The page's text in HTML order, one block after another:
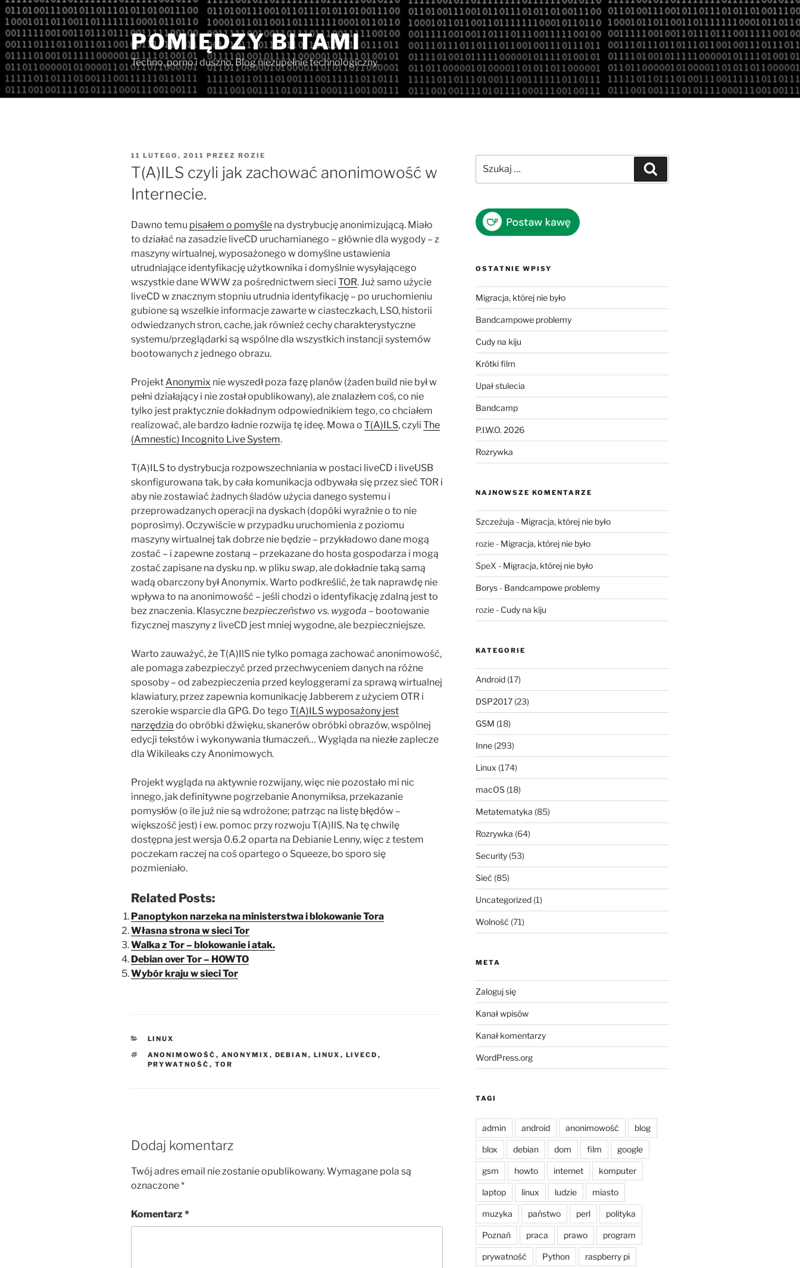
Przejdź
do
treści
POMIĘDZY BITAMI
Techno, porno i duszno. Blog niezupełnie technologiczny.
OPUBLIKOWANE
W
11 LUTEGO, 2011 PRZEZ ROZIE
T(A)ILS czyli jak zachować anonimowość w
Internecie.
Dawno temu pisałem o pomyśle na dystrybucję anonimizującą. Miało
to działać na zasadzie liveCD uruchamianego – głównie dla wygody – z
maszyny wirtualnej, wyposażonego w domyślne ustawienia
utrudniające identyfikację użytkownika i domyślnie wysyłającego
wszystkie dane WWW za pośrednictwem sieci TOR. Już samo użycie
liveCD w znacznym stopniu utrudnia identyfikację – po uruchomieniu
gubione są wszelkie informacje zawarte w ciasteczkach, LSO, historii
odwiedzanych stron, cache, jak również cechy charakterystyczne
systemu/przeglądarki są wspólne dla wszystkich instancji systemów
bootowanych z jednego obrazu.
ProjektAnonymix nie wyszedł poza fazę planów (żaden build nie był w
pełni działający i nie został opublikowany), ale znalazłem coś, co nie
tylko jest praktycznie dokładnym odpowiednikiem tego, co chciałem
realizować, ale bardzo ładnie rozwija tę ideę. Mowa o T(A)ILS, czyli The
(Amnestic) Incognito Live System.
T(A)ILS to dystrybucja rozpowszechniania w postaci liveCD i liveUSB
skonfigurowana tak, by cała komunikacja odbywała się przez sieć TOR i
aby nie zostawiać żadnych śladów użycia danego systemu i
przeprowadzanych operacji na dyskach (dopóki wyraźnie o to nie
poprosimy). Oczywiście w przypadku uruchomienia z poziomu
maszyny wirtualnej tak dobrze nie będzie – przykładowo dane mogą
zostać – i zapewne zostaną – przekazane do hosta gospodarza i mogą
zostać zapisane na dysku np. w pliku swap, ale dokładnie taką samą
wadą obarczony był Anonymix. Warto podkreślić, że tak naprawdę nie
wpływa to na anonimowość – jeśli chodzi o identyfikację zdalną jest to
bez znaczenia. Klasycznebezpieczeństwo vs. wygoda – bootowanie
fizycznej maszyny z liveCD jest mniej wygodne, ale bezpieczniejsze.
Warto zauważyć, że T(A)IlS nie tylko pomaga zachować anonimowość,
ale pomaga zabezpieczyć przed przechwyceniem danych na różne
sposoby – od zabezpieczenia przed keyloggerami za sprawą wirtualnej
klawiatury, przez zapewnia komunikację Jabberem z użyciem OTR i
szerokie wsparcie dla GPG. Do tego T(A)ILS wyposażony jest
narzędzia do obróbki dźwięku, skanerów obróbki obrazów, wspólnej
edycji tekstów i wykonywania tłumaczeń… Wygląda na niezłe zaplecze
dla Wikileaks czy Anonimowych.
Projekt wygląda na aktywnie rozwijany, więc nie pozostało mi nic
innego, jak definitywne pogrzebanie Anonymiksa, przekazanie
pomysłów (o ile już nie są wdrożone; patrząc na listę błędów –
większość jest) i ew. pomoc przy rozwoju T(A)IlS. Na tę chwilę
dostępna jest wersja 0.6.2 oparta na Debianie Lenny, więc z testem
poczekam raczej na coś opartego o Squeeze, bo sporo się
pozmieniało.
Related Posts:
Panoptykon narzeka na ministerstwa i blokowanie Tora
Własna strona w sieci Tor
Walka z Tor – blokowanie i atak.
Debian over Tor – HOWTO
Wybór kraju w sieci Tor
KATEGORIE
LINUX
TAGI
ANONIMOWOŚĆ , ANONYMIX , DEBIAN , LINUX , LIVECD ,
PRYWATNOŚĆ , TOR
Dodaj komentarz
Twój adres email nie zostanie opublikowany.Wymagane pola są
oznaczone*
Komentarz *
OSTATNIE WPISY
Migracja, której nie było
Bandcampowe problemy
Cudy na kiju
Krótki film
Upał stulecia
Bandcamp
P.I.W.O. 2026
Rozrywka
NAJNOWSZE KOMENTARZE
Szczeżuja - Migracja, której nie było
rozie- Migracja, której nie było
SpeX - Migracja, której nie było
Borys- Bandcampowe problemy
rozie- Cudy na kiju
KATEGORIE
Android(17)
DSP2017(23)
GSM (18)
Inne(293)
Linux (174)
macOS(18)
Metatematyka (85)
Rozrywka (64)
Security(53)
Sieć (85)
Uncategorized(1)
Wolność (71)
META
Zaloguj się
Kanał wpisów
Kanał komentarzy
WordPress.org
TAGI
admin android anonimowość blog
blox debian dom film google
gsm howto internet komputer
laptop linux ludzie miasto
muzyka państwo perl polityka
Poznań praca prawo program
prywatność Python raspberry pi